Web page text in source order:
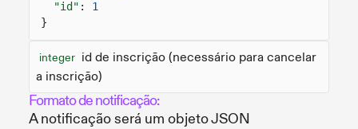
"id" :
1
}
integer id de inscrição (necessário para cancelar
a inscrição)
Formato de notificação:
A notificação será um objeto JSON